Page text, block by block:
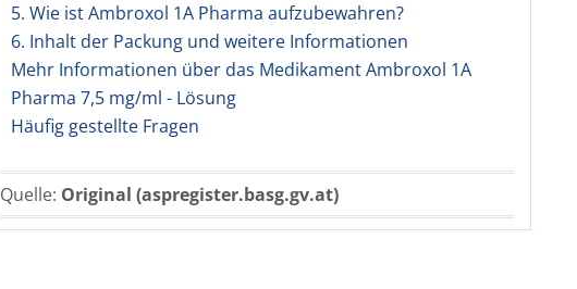
5. Wie ist Ambroxol 1A Pharma aufzubewahren?
6. Inhalt der Packung und weitere Informationen
Mehr Informationen über das Medikament Ambroxol 1A
Pharma 7,5 mg/ml - Lösung
Häufig gestellte Fragen
Quelle: Original (aspregister.basg.gv.at)